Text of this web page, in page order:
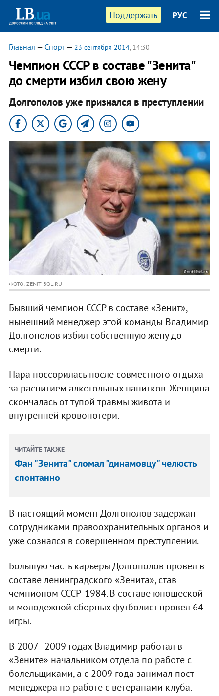
Поддержать РУС
Главная — Спорт— 23 сентября 2014, 14:30
Чемпион СССР в составе "Зенита"
до смерти избил свою жену
Долгополов уже признался в преступлении
ФОТО: ZENIT-BOL.RU
Бывший чемпион СССР в составе «Зенит»,
нынешний менеджер этой команды Владимир
Долгополов избил собственную жену до
смерти.
Пара поссорилась после совместного отдыха
за распитием алкогольных напитков. Женщина
скончалась от тупой травмы живота и
внутренней кровопотери.
ЧИТАЙТЕ ТАКЖЕ
Фан "Зенита" сломал "динамовцу" челюсть
спонтанно
В настоящий момент Долгополов задержан
сотрудниками правоохранительных органов и
уже сознался в совершенном преступлении.
Большую часть карьеры Долгополов провел в
составе ленинградского «Зенита», став
чемпионом СССР-1984. В составе юношеской
и молодежной сборных футболист провел 64
игры.
В 2007–2009 годах Владимир работал в
«Зените» начальником отдела по работе с
болельщиками, а с 2009 года занимал пост
менеджера по работе с ветеранами клуба.